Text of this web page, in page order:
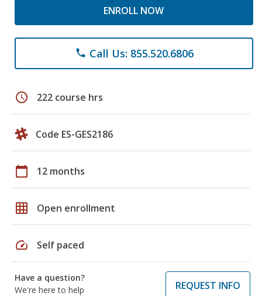
ENROLL NOW
phone Call Us: 855.520.6806
schedule 222 course hrs
Code ES-GES2186
calendar_today 12 months
grid_on Open enrollment
speed Self paced
Have a question?
We're here to help
REQUEST INFO